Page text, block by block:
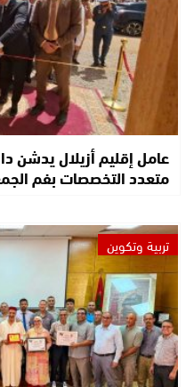
عامل إقليم أزيلال يدشن
متعدد التخصصات بفم
تربية وتكوين